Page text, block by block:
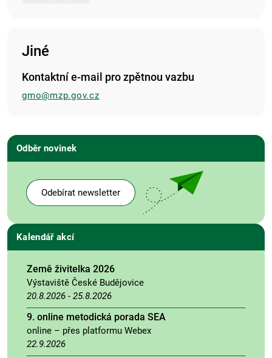
Jiné
Kontaktní e-mail pro zpětnou vazbu
gmo@mzp.gov.cz
Odběr novinek
Odebírat newsletter
Kalendář akcí
Země živitelka 2026
Výstaviště České Budějovice
20.8.2026 - 25.8.2026
9. online metodická porada SEA
online – přes platformu Webex
22.9.2026